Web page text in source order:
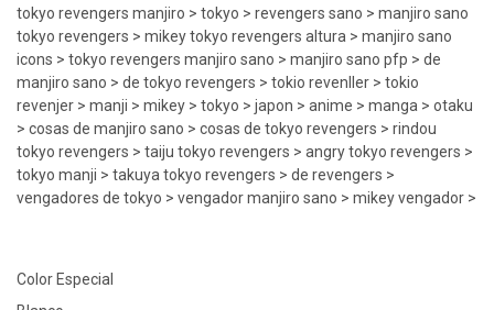
tokyo revengers manjiro > tokyo > revengers sano > manjiro sano
tokyo revengers > mikey tokyo revengers altura > manjiro sano
icons > tokyo revengers manjiro sano > manjiro sano pfp > de
manjiro sano > de tokyo revengers > tokio revenller > tokio
revenjer > manji > mikey > tokyo > japon > anime > manga > otaku
> cosas de manjiro sano > cosas de tokyo revengers > rindou
tokyo revengers > taiju tokyo revengers > angry tokyo revengers >
tokyo manji > takuya tokyo revengers > de revengers >
vengadores de tokyo > vengador manjiro sano > mikey vengador >
Color Especial